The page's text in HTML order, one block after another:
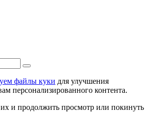
файлы куки для улучшения
персонализированного контента.
их и продолжить просмотр или покинуть